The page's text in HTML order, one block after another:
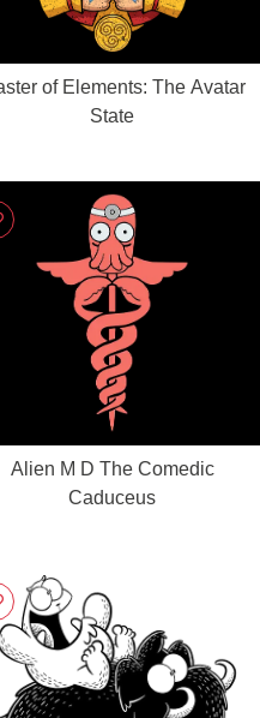
of Elements: The Avatar
State
Alien M D The Comedic
Caduceus